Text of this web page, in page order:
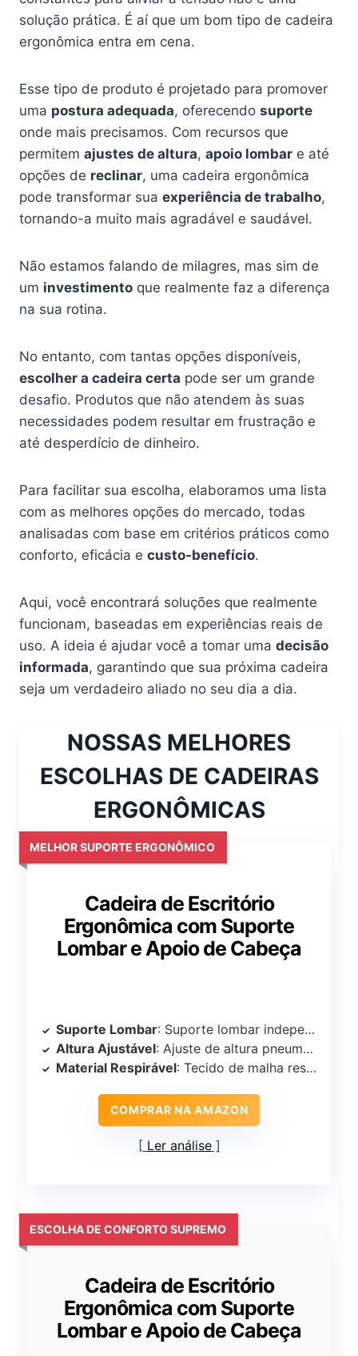
solução prática. É aí que um bom tipo de cadeira
ergonômica entra em cena.
Esse tipo de produto é projetado para promover
uma postura adequada, oferecendo suporte
onde mais precisamos. Com recursos que
permitem ajustes de altura, apoio lombar e até
opções de reclinar, uma cadeira ergonômica
pode transformar sua experiência de trabalho,
tornando-a muito mais agradável e saudável.
Não estamos falando de milagres, mas sim de
um investimento que realmente faz a diferença
na sua rotina.
No entanto, com tantas opções disponíveis,
escolher a cadeira certa pode ser um grande
desafio. Produtos que não atendem às suas
necessidades podem resultar em frustração e
até desperdício de dinheiro.
Para facilitar sua escolha, elaboramos uma lista
com as melhores opções do mercado, todas
analisadas com base em critérios práticos como
conforto, eficácia e custo-benefício.
Aqui, você encontrará soluções que realmente
funcionam, baseadas em experiências reais de
uso. A ideia é ajudar você a tomar uma decisão
informada, garantindo que sua próxima cadeira
seja um verdadeiro aliado no seu dia a dia.
NOSSAS MELHORES
ESCOLHAS DE CADEIRAS
ERGONÔMICAS
Cadeira de Escritório
Ergonômica com Suporte
Lombar e Apoio de Cabeça
MELHOR SUPORTE ERGONÔMICO
Suporte Lombar: Suporte lombar independente
Altura Ajustável: Ajuste de altura pneumático (38-48cm)
Material Respirável: Tecido de malha respirável
COMPRAR NA AMAZON
Ler análise
Cadeira de Escritório
Ergonômica com Suporte
Lombar e Apoio de Cabeça
ESCOLHA DE CONFORTO SUPREMO